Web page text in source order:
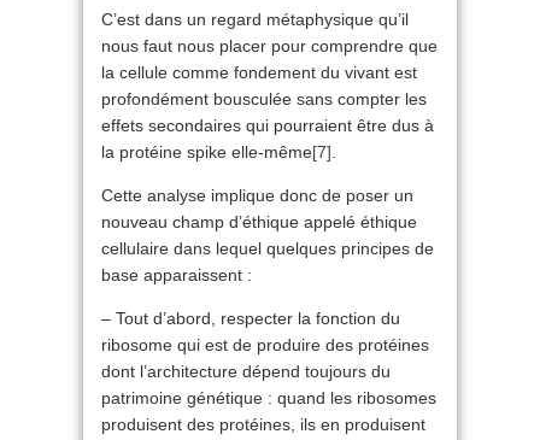
C’est dans un regard métaphysique qu’il
nous faut nous placer pour comprendre que
la cellule comme fondement du vivant est
profondément bousculée sans compter les
effets secondaires qui pourraient être dus à
la protéine spike elle-même[7]
Cette analyse implique donc de poser un
nouveau champ d’éthique appelé éthique
cellulaire dans lequel quelques principes de
base apparaissent :
– Tout d’abord, respecter la fonction du
ribosome qui est de produire des protéines
dont l’architecture dépend toujours du
patrimoine génétique : quand les ribosomes
produisent des protéines, ils en produisent